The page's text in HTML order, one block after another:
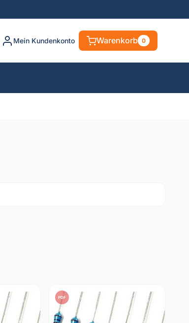
Mein Kundenkonto Warenkorb 0
PDF